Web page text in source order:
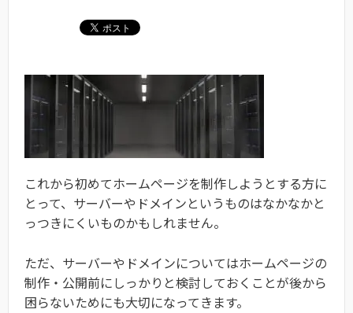
これから初めてホームページを制作しようとする方に
とって、サーバーやドメインというものはなかなかと
っつきにくいものかもしれません。
ただ、サーバーやドメインについてはホームページの
制作・公開前にしっかりと検討しておくことが後から
困らないためにも大切になってきます。